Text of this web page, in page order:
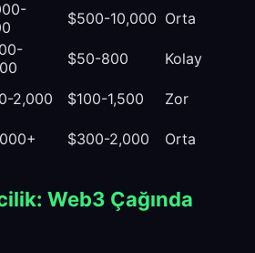
$500-10,000 Orta
$50-800
Kolay
2,000 $100-1,500
Zor
$300-2,000 Orta
Web3 Çağında